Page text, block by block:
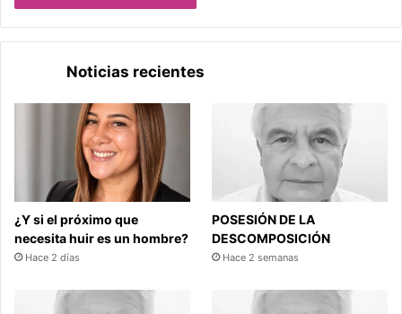
Noticias recientes
¿Y si el próximo que
necesita huir es un hombre?
Hace 2 días
POSESIÓN DE LA
DESCOMPOSICIÓN
Hace 2 semanas